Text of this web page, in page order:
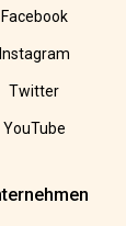
Facebook
Instagram
Twitter
YouTube